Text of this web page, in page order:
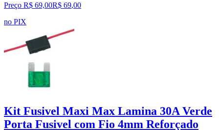
Preço R$ 69,00R$ 69,00
no PIX
Kit Fusivel Maxi Max Lamina 30A Verde
Porta Fusivel com Fio 4mm Reforçado